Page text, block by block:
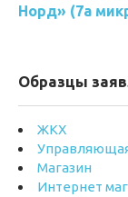
Норд» (7а
Образцы
ЖКХ
Магазин
Интернет